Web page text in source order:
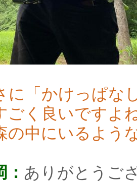
に「かけっぱな
ごく良いですよ
の中にいるよう
： ありがとうご